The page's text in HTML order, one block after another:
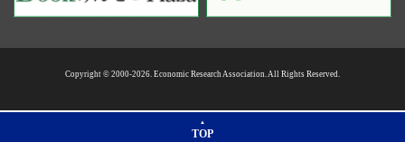
Copyright © 2000-2026. Economic Research Association. All Rights Reserved.
TOP